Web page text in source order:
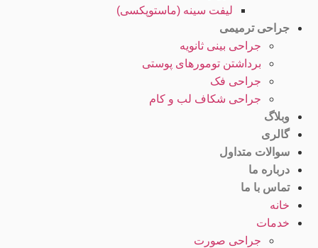
لیفت سینه (ماستوپکسی)
جراحی ترمیمی
جراحی بینی ثانویه
برداشتن تومورهای پوستی
جراحی فک
جراحی شکاف لب و کام
وبلاگ
گالری
سوالات متداول
درباره ما
تماس با ما
خانه
خدمات
جراحی صورت